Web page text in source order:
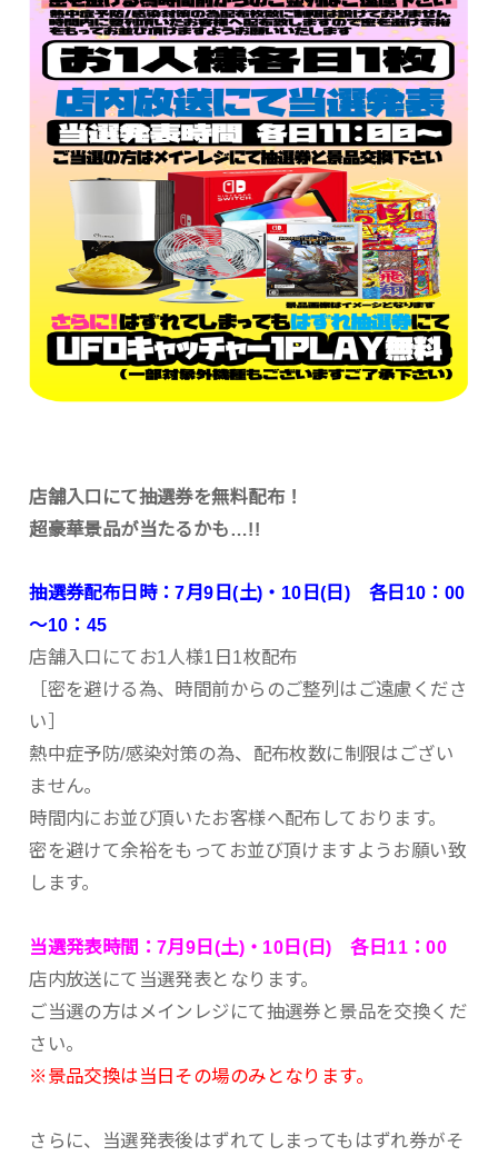
店舗入口にて抽選券を無料配布！
超豪華景品が当たるかも…!!
抽選券配布日時：7月9日(土)・10日(日) 各日10：00
～10：45
店舗入口にてお1人様1日1枚配布
［密を避ける為、時間前からのご整列はご遠慮くださ
い］
熱中症予防/感染対策の為、配布枚数に制限はござい
ません。
時間内にお並び頂いたお客様へ配布しております。
密を避けて余裕をもってお並び頂けますようお願い致
します。
当選発表時間：7月9日(土)・10日(日) 各日11：00
店内放送にて当選発表となります。
ご当選の方はメインレジにて抽選券と景品を交換くだ
さい。
※景品交換は当日その場のみとなります。
さらに、当選発表後はずれてしまってもはずれ券がそ